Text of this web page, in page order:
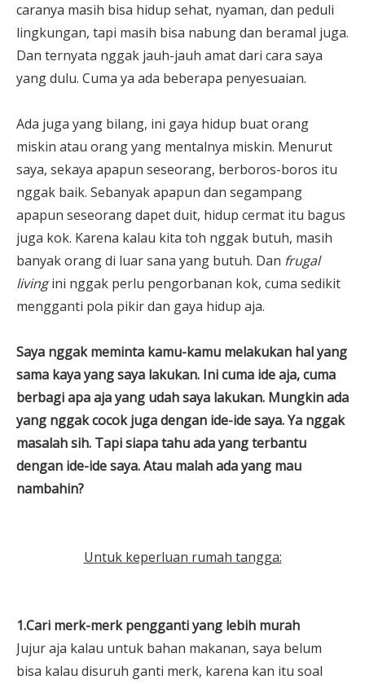
caranya masih bisa hidup sehat, nyaman, dan peduli
lingkungan, tapi masih bisa nabung dan beramal juga.
Dan ternyata nggak jauh-jauh amat dari cara saya
yang dulu. Cuma ya ada beberapa penyesuaian.
Ada juga yang bilang, ini gaya hidup buat orang
miskin atau orang yang mentalnya miskin. Menurut
saya, sekaya apapun seseorang, berboros-boros itu
nggak baik. Sebanyak apapun dan segampang
apapun seseorang dapet duit, hidup cermat itu bagus
juga kok. Karena kalau kita toh nggak butuh, masih
banyak orang di luar sana yang butuh. Dan frugal
livingini nggak perlu pengorbanan kok, cuma sedikit
mengganti pola pikir dan gaya hidup aja.
Saya nggak meminta kamu-kamu melakukan hal yang
sama kaya yang saya lakukan. Ini cuma ide aja, cuma
berbagi apa aja yang udah saya lakukan. Mungkin ada
yang nggak cocok juga dengan ide-ide saya. Ya nggak
masalah sih. Tapi siapa tahu ada yang terbantu
dengan ide-ide saya. Atau malah ada yang mau
nambahin?
Untuk keperluan rumah tangga:
1.Cari merk-merk pengganti yang lebih murah
Jujur aja kalau untuk bahan makanan, saya belum
bisa kalau disuruh ganti merk, karena kan itu soal